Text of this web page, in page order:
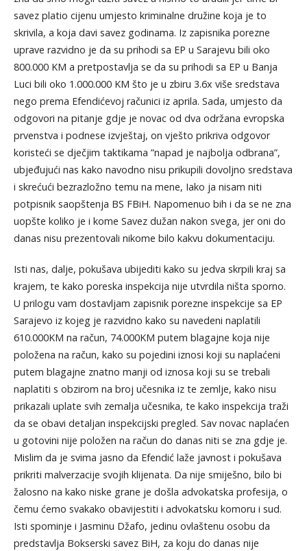
savez platio cijenu umjesto kriminalne družine koja je to
skrivila, a koja davi savez godinama. Iz zapisnika porezne
uprave razvidno je da su prihodi sa EP u Sarajevu bili oko
800.000 KM a pretpostavlja se da su prihodi sa EP u Banja
Luci bili oko 1.000.000 KM što je u zbiru 3.6x više sredstava
nego prema Efendićevoj računici iz aprila. Sada, umjesto da
odgovori na pitanje gdje je novac od dva održana evropska
prvenstva i podnese izvještaj, on vješto prikriva odgovor
koristeći se dječjim taktikama ”napad je najbolja odbrana”,
ubjeđujući nas kako navodno nisu prikupili dovoljno sredstava
i skrećući bezrazložno temu na mene, Iako ja nisam niti
potpisnik saopštenja BS FBiH. Napomenuo bih i da se ne zna
uopšte koliko je i kome Savez dužan nakon svega, jer oni do
danas nisu prezentovali nikome bilo kakvu dokumentaciju.
Isti nas, dalje, pokušava ubijediti kako su jedva skrpili kraj sa
krajem, te kako poreska inspekcija nije utvrdila ništa sporno.
U prilogu vam dostavljam zapisnik porezne inspekcije sa EP
Sarajevo iz kojeg je razvidno kako su navedeni naplatili
610.000KM na račun, 74.000KM putem blagajne koja nije
položena na račun, kako su pojedini iznosi koji su naplaćeni
putem blagajne znatno manji od iznosa koji su se trebali
naplatiti s obzirom na broj učesnika iz te zemlje, kako nisu
prikazali uplate svih zemalja učesnika, te kako inspekcija traži
da se obavi detaljan inspekcijski pregled. Sav novac naplaćen
u gotovini nije položen na račun do danas niti se zna gdje je.
Mislim da je svima jasno da Efendić laže javnost i pokušava
prikriti malverzacije svojih klijenata. Da nije smiješno, bilo bi
žalosno na kako niske grane je došla advokatska profesija, o
čemu ćemo svakako obavijestiti i advokatsku komoru i sud.
Isti spominje i Jasminu Džafo, jedinu ovlaštenu osobu da
predstavlja Bokserski savez BiH, za koju do danas nije